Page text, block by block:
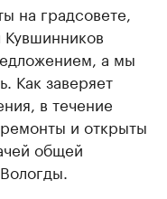
на градсовете,
а мы
Как заверяет
в течение
и открыты
общей